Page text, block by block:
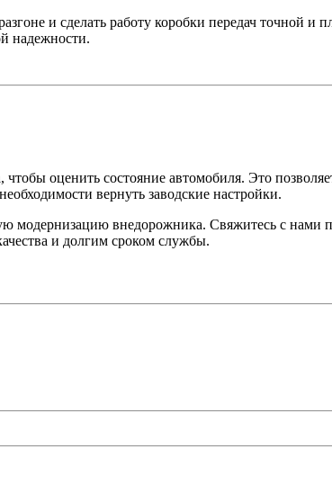
и сделать работу коробки передач точной
надежности.
оценить состояние автомобиля. Это
вернуть заводские настройки.
модернизацию внедорожника. Свяжитесь с нами
и долгим сроком службы.